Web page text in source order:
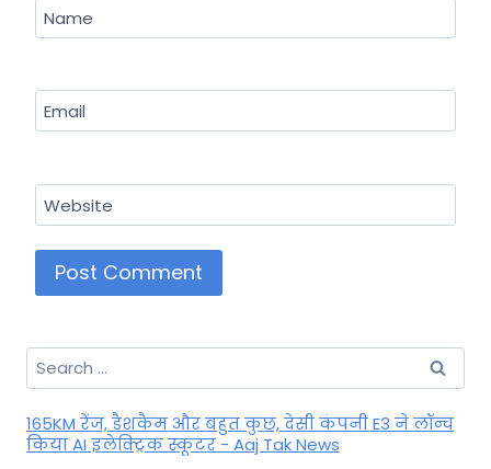
Name
Email
Website
Search
for:
165KM रेंज, डैशकैम और बहुत कुछ, देसी कंपनी E3 ने लॉन्च
किया AI इलेक्ट्रिक स्कूटर - Aaj Tak News